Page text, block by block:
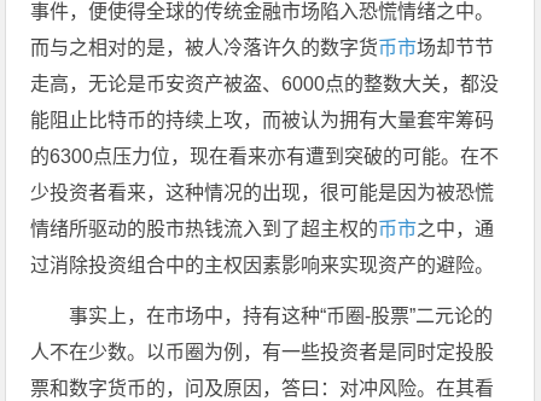
事件，便使得全球的传统金融市场陷入恐慌情绪之中。
而与之相对的是，被人冷落许久的数字货币市场却节节
走高，无论是币安资产被盗、6000点的整数大关，都没
能阻止比特币的持续上攻，而被认为拥有大量套牢筹码
的6300点压力位，现在看来亦有遭到突破的可能。在不
少投资者看来，这种情况的出现，很可能是因为被恐慌
情绪所驱动的股市热钱流入到了超主权的币市之中，通
过消除投资组合中的主权因素影响来实现资产的避险。
事实上，在市场中，持有这种“币圈-股票”二元论的
人不在少数。以币圈为例，有一些投资者是同时定投股
票和数字货币的，问及原因，答曰：对冲风险。在其看